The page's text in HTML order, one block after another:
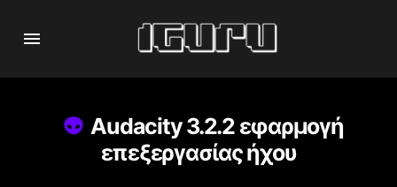
Audacity 3.2.2 εφαρμογή
επεξεργασίας ήχου